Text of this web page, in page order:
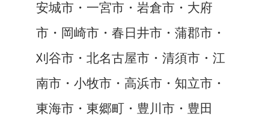
安城市・一宮市・岩倉市・大府
市・岡崎市・春日井市・蒲郡市・
刈谷市・北名古屋市・清須市・江
南市・小牧市・高浜市・知立市・
東海市・東郷町・豊川市・豊田